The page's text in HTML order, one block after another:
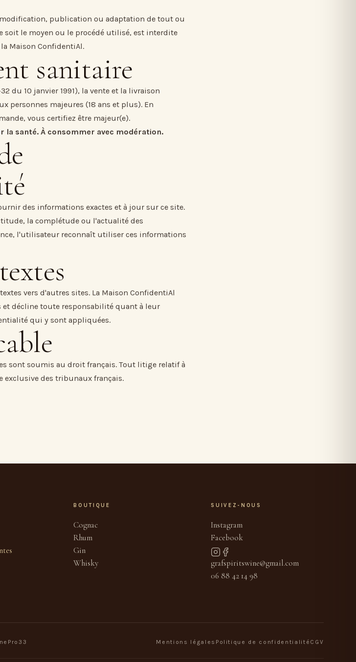
publication ou adaptation de tout ou
soit le moyen ou le procédé utilisé, est interdite
Maison ConfidentiAl.
sanitaire
du 10 janvier 1991), la vente et la livraison
personnes majeures (18 ans et plus). En
vous certifiez être majeur(e).
la santé. À consommer avec modération.
des informations exactes et à jour sur ce site.
la complétude ou l'actualité des
l'utilisateur reconnaît utiliser ces informations
vers d'autres sites. La Maison ConfidentiAl
et décline toute responsabilité quant à leur
qui y sont appliquées.
sont soumis au droit français. Tout litige relatif à
exclusive des tribunaux français.
BOUTIQUE
Cognac
Rhum
Gin
Whisky
SUIVEZ-NOUS
Instagram
Facebook
grafspiritswine@gmail.com
06 88 42 14 98
Mentions légales Politique de confidentialité CGV